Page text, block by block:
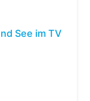
See im TV